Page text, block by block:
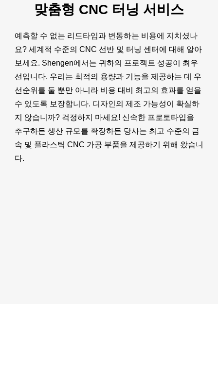
맞춤형 CNC 터닝 서비스
예측할 수 없는 리드타임과 변동하는 비용에 지치셨나
요? 세계적 수준의 CNC 선반 및 터닝 센터에 대해 알아
보세요. Shengen에서는 귀하의 프로젝트 성공이 최우
선입니다. 우리는 최적의 용량과 기능을 제공하는 데 우
선순위를 둘 뿐만 아니라 비용 대비 최고의 효과를 얻을
수 있도록 보장합니다. 디자인의 제조 가능성이 확실하
지 않습니까? 걱정하지 마세요! 신속한 프로토타입을
추구하든 생산 규모를 확장하든 당사는 최고 수준의 금
속 및 플라스틱 CNC 가공 부품을 제공하기 위해 왔습니
다.